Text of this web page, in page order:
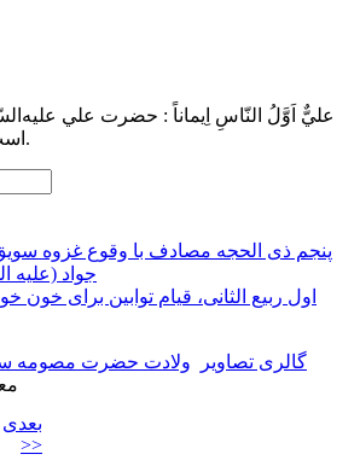
عليٌّ اَوَّلُ النّاسِ اِيماناً : حضرت علي
است كه ايمان آورد.
پنجم ذی الحجه مصادف با وقوع غزوه
جواد (علیه
اول ربیع الثانی، قیام توابین برای خون
گالری تصاویر ولادت حضرت مصومه
بعدی
>>